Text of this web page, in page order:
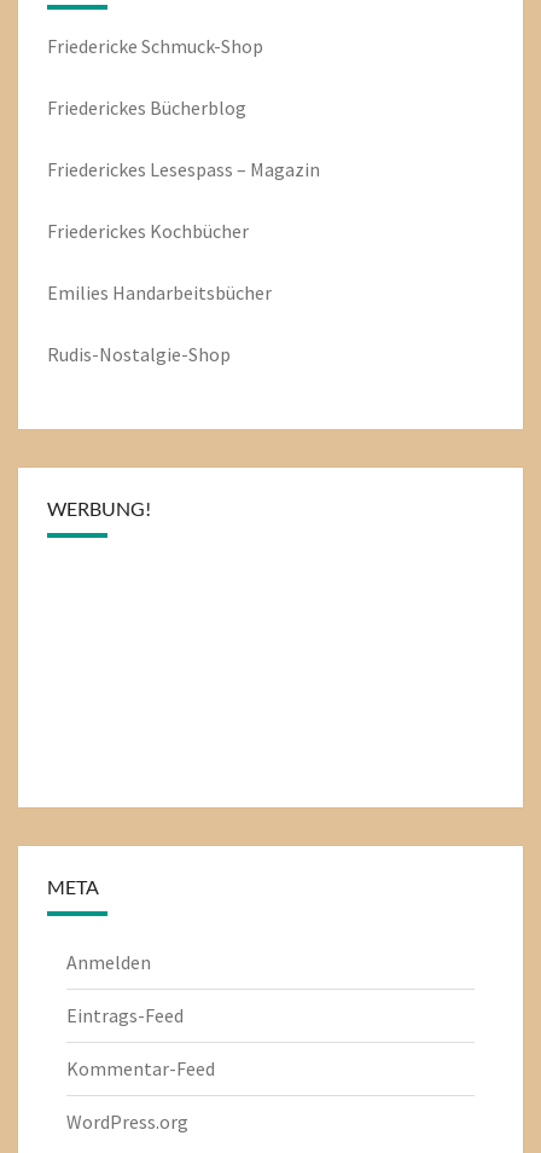
Friedericke Schmuck-Shop
Friederickes Bücherblog
Friederickes Lesespass – Magazin
Friederickes Kochbücher
Emilies Handarbeitsbücher
Rudis-Nostalgie-Shop
WERBUNG!
META
Anmelden
Eintrags-Feed
Kommentar-Feed
WordPress.org